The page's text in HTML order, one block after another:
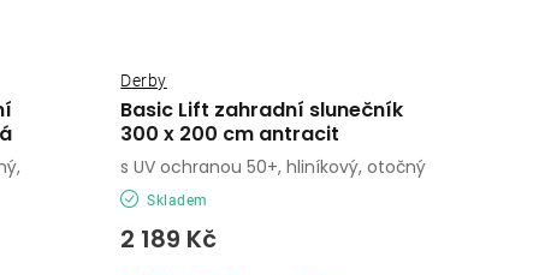
Basic Lift zahradní slunečník
300 x 200 cm antracit
Derby
Skladem
2 189 Kč
s UV ochranou 50+, hliníkový, otočný